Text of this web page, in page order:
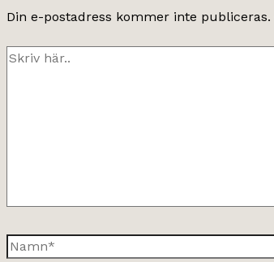
Din e-postadress kommer inte publiceras.
Skriv
Namn*